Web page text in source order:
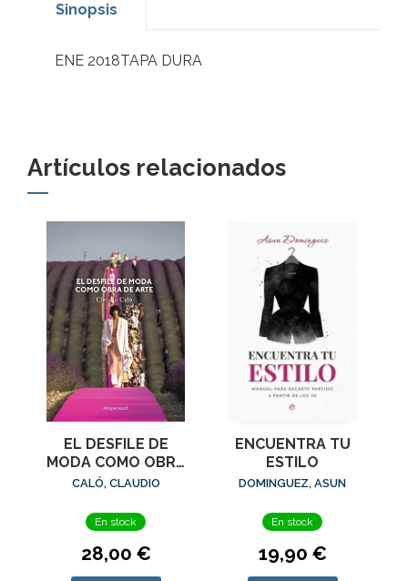
Sinopsis
ENE 2018TAPA DURA
Artículos relacionados
EL DESFILE DE
MODA COMO OBRA
DE ARTE
CALÓ, CLAUDIO
En stock
28,00 €
ENCUENTRA TU
ESTILO
DOMINGUEZ, ASUN
En stock
19,90 €